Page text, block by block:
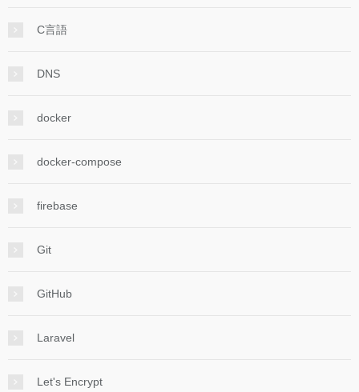
C言語
DNS
docker
docker-compose
firebase
Git
GitHub
Laravel
Let's Encrypt